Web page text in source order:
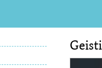
Inhalt